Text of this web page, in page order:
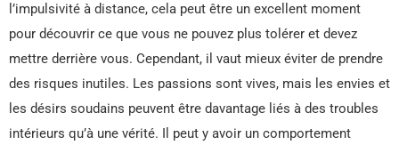
l’impulsivité à distance, cela peut être un excellent moment
pour découvrir ce que vous ne pouvez plus tolérer et devez
mettre derrière vous. Cependant, il vaut mieux éviter de prendre
des risques inutiles. Les passions sont vives, mais les envies et
les désirs soudains peuvent être davantage liés à des troubles
intérieurs qu’à une vérité. Il peut y avoir un comportement